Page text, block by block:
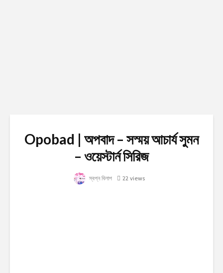
Opobad | অপবাদ – সস্ময় আচার্য সুমন
– ওয়েস্টার্ন সিরিজ
স্বপ্ন বিলাপ 22 views